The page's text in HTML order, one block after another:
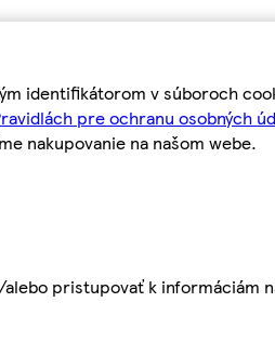
identifikátorom v súboroch
pre ochranu osobných
nakupovanie na našom webe.
pristupovať k informáciám